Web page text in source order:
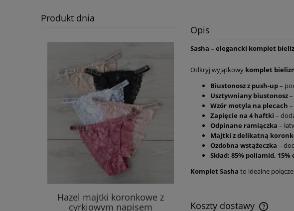
Produkt dnia
Hazel majtki koronkowe z
cyrkiowym napisem
Opis
Sasha – elegancki komplet
Odkryj wyjątkowy komplet
Biustonosz z push-up–
Usztywniany biustonosz
Wzór motyla na plecach
Zapięcie na 4 haftki –
Odpinane ramiączka –
Majtki z delikatną
Ozdobna wstążeczka –
Skład: 85% poliamid, 15%
Komplet Sasha to idealne
Koszty dostawy